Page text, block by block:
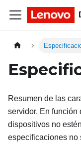
Resumen de las
servidor. En
dispositivos no
especificaciones no